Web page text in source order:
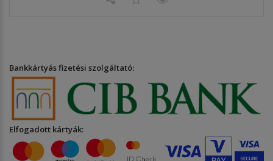
Bankkártyás fizetési szolgáltató:
Elfogadott kártyák: